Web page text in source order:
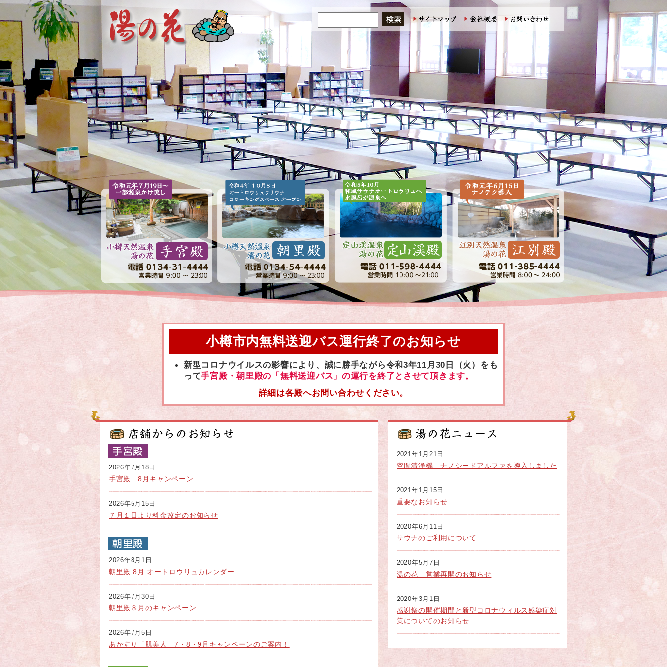
小樽市内無料送迎バス運行終了のお知らせ
新型コロナウイルスの影響により、誠に勝手ながら令和3年11月30日（火）をも
って手宮殿・朝里殿の「無料送迎バス」の運行を終了とさせて頂きます。
詳細は各殿へお問い合わせください。
2026年7月18日
手宮殿 8月キャンペーン
2026年5月15日
７月１日より料金改定のお知らせ
2026年8月1日
朝里殿 8月 オートロウリュカレンダー
2026年7月30日
朝里殿８月のキャンペーン
2026年7月5日
あかすり「肌美人」7・8・9月キャンペーンのご案内！
2021年1月21日
空間清浄機 ナノシードアルファを導入しました
2021年1月15日
重要なお知らせ
2020年6月11日
サウナのご利用について
2020年5月7日
湯の花 営業再開のお知らせ
2020年3月1日
感謝祭の開催期間と新型コロナウィルス感染症対
策についてのお知らせ